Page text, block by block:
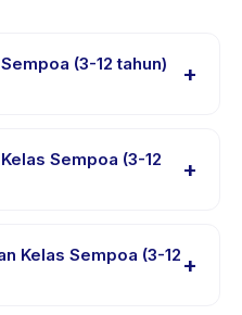
(3-12 tahun)
+
program
dalam rentang usia
Sempoa (3-12
+
lebih awal untuk proses
Kelas Sempoa (3-12 +